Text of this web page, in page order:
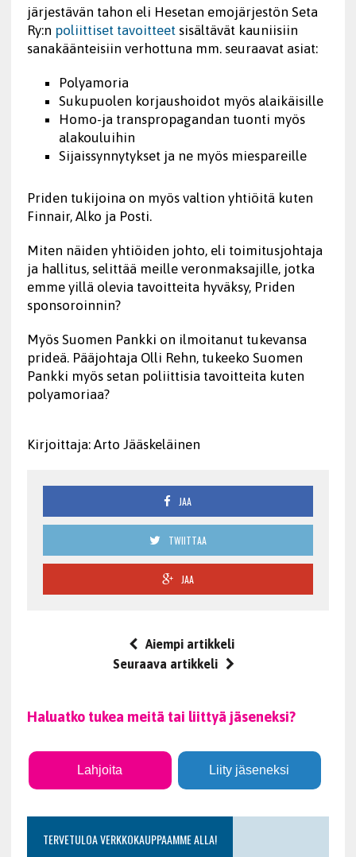
järjestävän tahon eli Hesetan emojärjestön Seta
Ry:n poliittiset tavoitteetsisältävät kauniisiin
sanakäänteisiin verhottuna mm. seuraavat asiat:
Polyamoria
Sukupuolen korjaushoidot myös alaikäisille
Homo-ja transpropagandan tuonti myös
alakouluihin
Sijaissynnytykset ja ne myös miespareille
Priden tukijoina on myös valtion yhtiöitä kuten
Finnair, Alko ja Posti.
Miten näiden yhtiöiden johto, eli toimitusjohtaja
ja hallitus, selittää meille veronmaksajille, jotka
emme yillä olevia tavoitteita hyväksy, Priden
sponsoroinnin?
Myös Suomen Pankki on ilmoitanut tukevansa
prideä. Pääjohtaja Olli Rehn, tukeeko Suomen
Pankki myös setan poliittisia tavoitteita kuten
polyamoriaa?
Kirjoittaja: Arto Jääskeläinen
JAA
TWIITTAA
JAA
Aiempi artikkeli
Seuraava artikkeli
Haluatko tukea meitä tai liittyä jäseneksi?
Lahjoita Liity jäseneksi
TERVETULOA VERKKOKAUPPAAMME ALLA!